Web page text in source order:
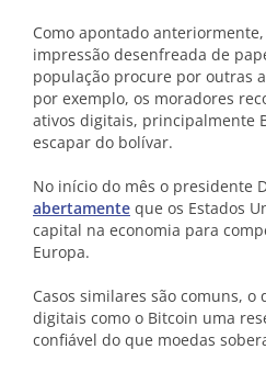
Como apontado
impressão desenfreada de
população procure por outras
por exemplo, os moradores
ativos digitais, principalmente
escapar do bolívar.
No início do mês o presidente
abertamente que os Estados
capital na economia para
Europa.
Casos similares são comuns,
digitais como o Bitcoin uma
confiável do que moedas